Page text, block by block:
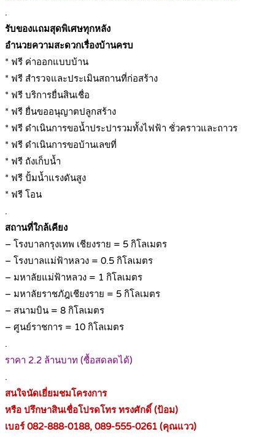
.
รับของแถมสุดพิเศษทุกหลัง
อำนวยความสะดวกเรื่องบ้านครบ
* ฟรี ค่าออกแบบบ้าน
* ฟรี สำรวจและประเมินสถานที่ก่อสร้าง
* ฟรี บริการยื่นสินเชื่อ
* ฟรี ยื่นขออนุญาตปลูกสร้าง
* ฟรี ดำเนินการขอน้ำประปารวมทั้งไฟฟ้า ชั่วคราวและถาวร
* ฟรี ดำเนินการขอบ้านเลขที่
* ฟรี ถังเก็บน้ำ
* ฟรี ปั้มน้ำแรงดันสูง
* ฟรี โอน
.
สถานที่ใกล้เคียง
– โรงบาลกรุงเทพ เชียงราย = 5 กิโลเมตร
– โรงบาลแม่ฟ้าหลวง = 0.5 กิโลเมตร
– มหาลัยแม่ฟ้าหลวง = 1 กิโลเมตร
– มหาลัยราชภัฎเชียงราย = 5 กิโลเมตร
– สนามบิน = 8 กิโลเมตร
– ศูนย์ราชการ = 10 กิโลเมตร
.
ราคา 2.2 ล้านบาท (ซื้อสดลดได้)
.
สนใจนัดเยี่ยมชมโครงการ
หรือ ปรึกษาสินเชื่อโปรดโทร ทรงศักดิ์ (ป้อม)
เบอร์ 082-888-0188, 089-555-0261 (คุณแวว)